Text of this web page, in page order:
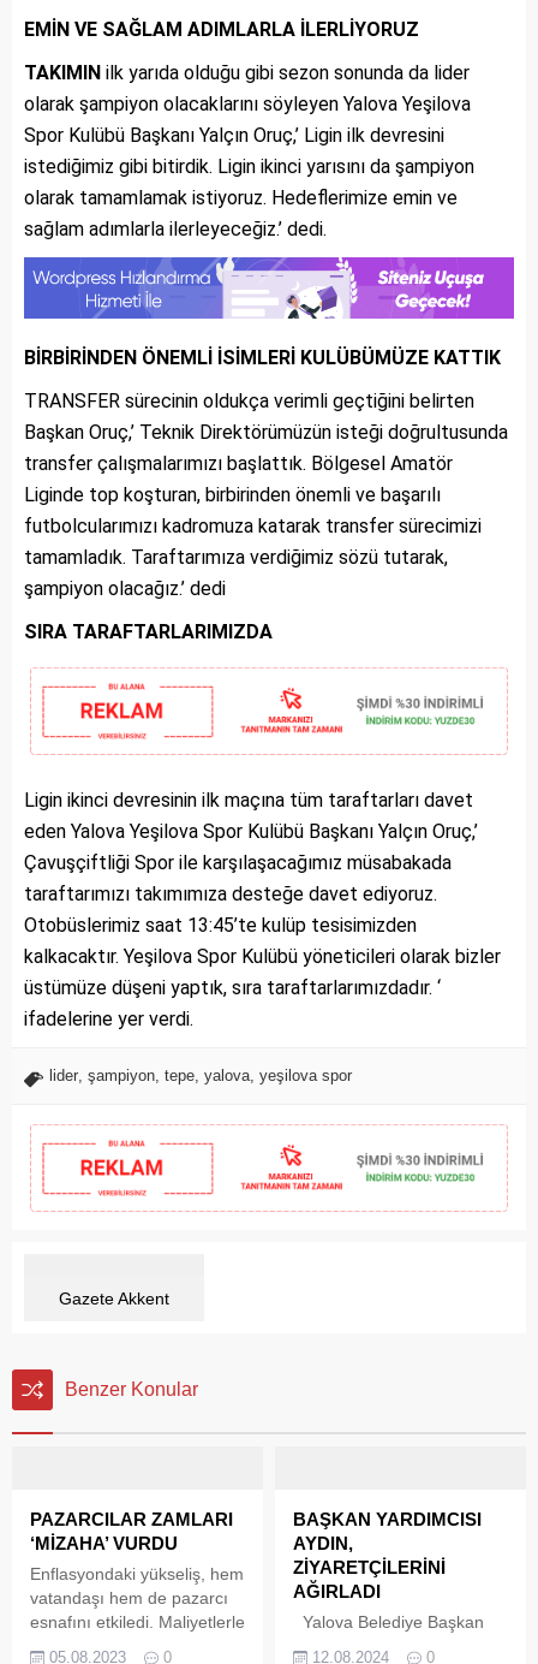
EMİN VE SAĞLAM ADIMLARLA İLERLİYORUZ
TAKIMIN ilk yarıda olduğu gibi sezon sonunda da lider
olarak şampiyon olacaklarını söyleyen Yalova Yeşilova
Spor Kulübü Başkanı Yalçın Oruç,’ Ligin ilk devresini
istediğimiz gibi bitirdik. Ligin ikinci yarısını da şampiyon
olarak tamamlamak istiyoruz. Hedeflerimize emin ve
sağlam adımlarla ilerleyeceğiz.’ dedi.
BİRBİRİNDEN ÖNEMLİ İSİMLERİ KULÜBÜMÜZE KATTIK
TRANSFER sürecinin oldukça verimli geçtiğini belirten
Başkan Oruç,’ Teknik Direktörümüzün isteği doğrultusunda
transfer çalışmalarımızı başlattık. Bölgesel Amatör
Liginde top koşturan, birbirinden önemli ve başarılı
futbolcularımızı kadromuza katarak transfer sürecimizi
tamamladık. Taraftarımıza verdiğimiz sözü tutarak,
şampiyon olacağız.’ dedi
SIRA TARAFTARLARIMIZDA
Ligin ikinci devresinin ilk maçına tüm taraftarları davet
eden Yalova Yeşilova Spor Kulübü Başkanı Yalçın Oruç,’
Çavuşçiftliği Spor ile karşılaşacağımız müsabakada
taraftarımızı takımımıza desteğe davet ediyoruz.
Otobüslerimiz saat 13:45’te kulüp tesisimizden
kalkacaktır. Yeşilova Spor Kulübü yöneticileri olarak bizler
üstümüze düşeni yaptık, sıra taraftarlarımızdadır. ‘
ifadelerine yer verdi.
lider şampiyon tepe yalova yeşilova spor
Gazete Akkent
Benzer Konular
PAZARCILAR ZAMLARI
‘MİZAHA’ VURDU
Enflasyondaki yükseliş, hem
vatandaşı hem de pazarcı
esnafını etkiledi. Maliyetlerle
05.08.2023 0
BAŞKAN YARDIMCISI
AYDIN,
ZİYARETÇİLERİNİ
AĞIRLADI
Yalova Belediye Başkan
12.08.2024 0